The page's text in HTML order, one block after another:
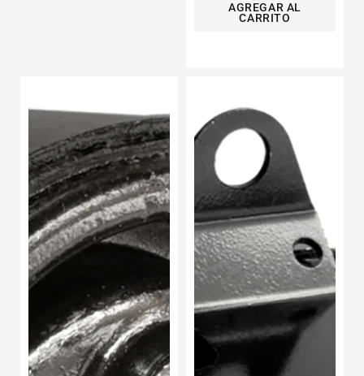
AGREGAR AL
CARRITO
Soporte
Transmisión
Verna
Dodge
L4
1.5l
2004-
2006
Motor
Derecho
Pontiac
Sunfire
L4
2.3l
1995-
2005